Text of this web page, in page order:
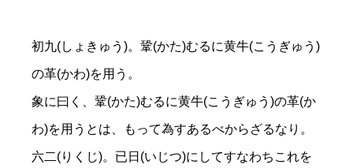
初九(しょきゅう)。鞏(かた)むるに黄牛(こうぎゅう)
の革(かわ)を用う。
象に曰く、鞏(かた)むるに黄牛(こうぎゅう)の革(か
わ)を用うとは、もって為すあるべからざるなり。
六二(りくじ)。已日(いじつ)にしてすなわちこれを